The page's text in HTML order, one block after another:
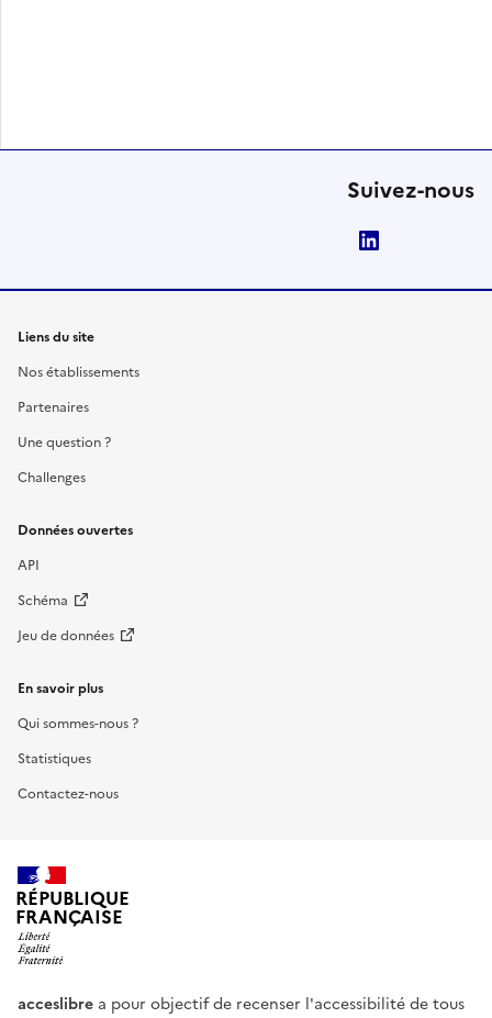
Suivez-nous
Liens du site
Nos établissements
Partenaires
Une question ?
Challenges
Données ouvertes
API
Schéma
Jeu de données
En savoir plus
Qui sommes-nous ?
Statistiques
Contactez-nous
RÉPUBLIQUE
FRANÇAISE
acceslibre a pour objectif de recenser l'accessibilité de tous